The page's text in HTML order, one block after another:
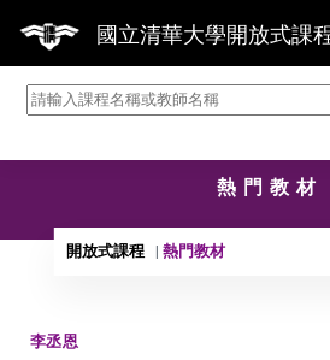
國立清華大學開放式課
熱門教材
開放式課程 熱門教材
李丞恩